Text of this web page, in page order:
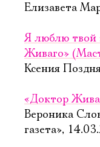
Елизавета
Я люблю твой
Живаго»
Ксения
«Доктор
Вероника
газета»,